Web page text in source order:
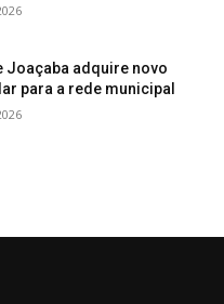
Joaçaba adquire novo
para a rede municipal